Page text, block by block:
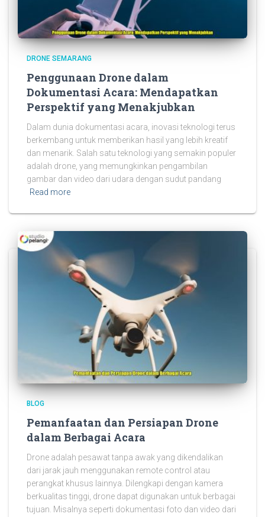
DRONE SEMARANG
Penggunaan Drone dalam
Dokumentasi Acara: Mendapatkan
Perspektif yang Menakjubkan
Dalam dunia dokumentasi acara, inovasi teknologi terus
berkembang untuk memberikan hasil yang lebih kreatif
dan menarik. Salah satu teknologi yang semakin populer
adalah drone, yang memungkinkan pengambilan
gambar dan video dari udara dengan sudut pandang
Read more
BLOG
Pemanfaatan dan Persiapan Drone
dalam Berbagai Acara
Drone adalah pesawat tanpa awak yang dikendalikan
dari jarak jauh menggunakan remote control atau
perangkat khusus lainnya. Dilengkapi dengan kamera
berkualitas tinggi, drone dapat digunakan untuk berbagai
tujuan. Misalnya seperti dokumentasi foto dan video dari